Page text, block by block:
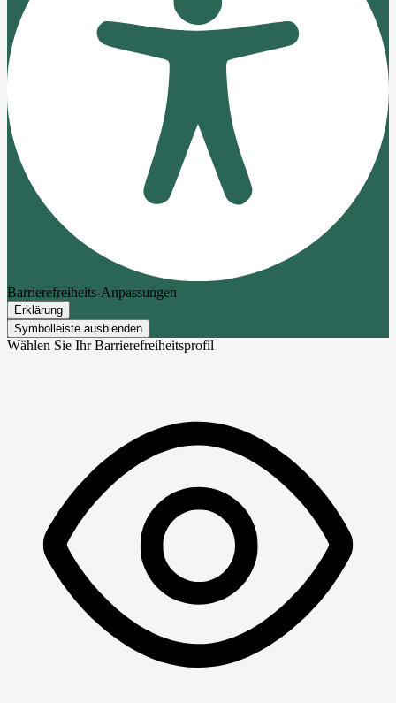
Barrierefreiheits-Anpassungen
Erklärung
Symbolleiste ausblenden
Wählen Sie Ihr Barrierefreiheitsprofil